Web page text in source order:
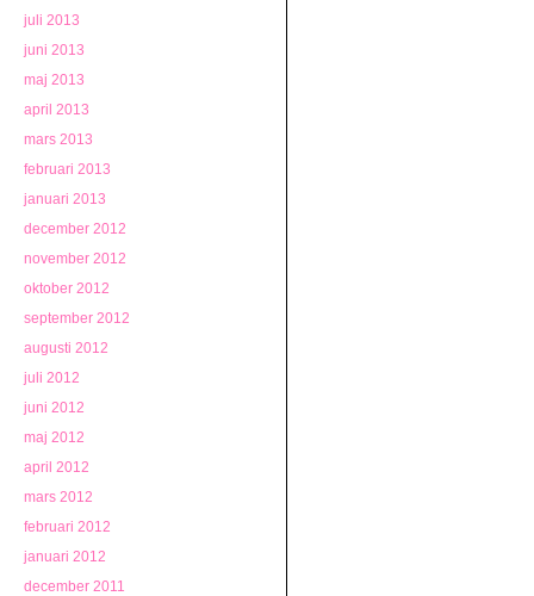
juli 2013
juni 2013
maj 2013
april 2013
mars 2013
februari 2013
januari 2013
december 2012
november 2012
oktober 2012
september 2012
augusti 2012
juli 2012
juni 2012
maj 2012
april 2012
mars 2012
februari 2012
januari 2012
december 2011